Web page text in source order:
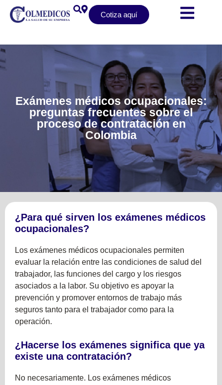
Cotiza aquí
Exámenes médicos ocupacionales:
preguntas frecuentes sobre el
proceso de contratación en
Colombia
¿Para qué sirven los exámenes médicos
ocupacionales?
Los exámenes médicos ocupacionales permiten
evaluar la relación entre las condiciones de salud del
trabajador, las funciones del cargo y los riesgos
asociados a la labor. Su objetivo es apoyar la
prevención y promover entornos de trabajo más
seguros tanto para el trabajador como para la
operación.
¿Hacerse los exámenes significa que ya
existe una contratación?
No necesariamente. Los exámenes médicos